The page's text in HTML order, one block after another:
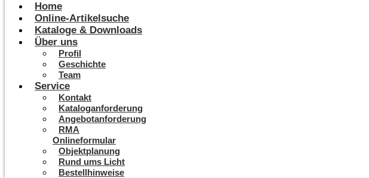
Home
Online-Artikelsuche
Kataloge & Downloads
Über uns
Profil
Geschichte
Team
Service
Kontakt
Kataloganforderung
Angebotanforderung
RMA
Onlineformular
Objektplanung
Rund ums Licht
Bestellhinweise